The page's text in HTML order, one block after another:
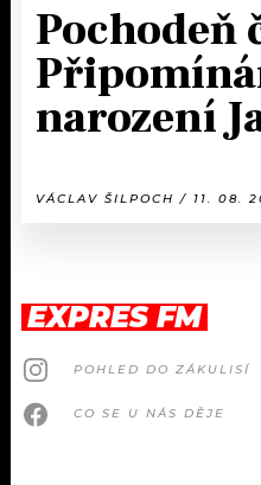
Pochodeň
narození
VÁCLAV ŠILPOCH / 11. 08.
EXPRES FM
POHLED DO ZÁKULISÍ
CO SE U NÁS DĚJE